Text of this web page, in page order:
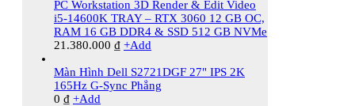
PC Workstation 3D Render & Edit Video
i5-14600K TRAY – RTX 3060 12 GB OC,
RAM 16 GB DDR4 & SSD 512 GB NVMe
21.380.000 ₫ +Add
Màn Hình Dell S2721DGF 27" IPS 2K
165Hz G-Sync Phẳng
0 ₫ +Add